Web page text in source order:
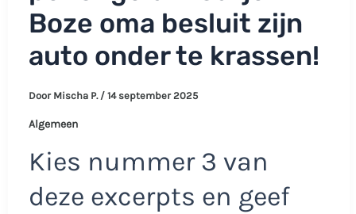
Boze oma besluit zijn
auto onder te krassen!
Door Mischa P. / 14 september 2025
Algemeen
Kies nummer 3 van
deze excerpts en geef